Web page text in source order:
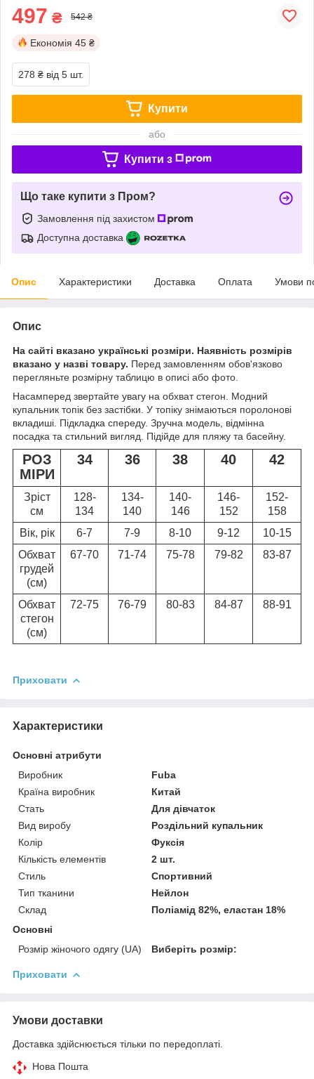
497 ₴ 542 ₴
Економія 45 ₴
278 ₴ від 5 шт.
Купити
або
Купити з
Що таке купити з Пром?
Замовлення під захистом
Доступна доставка
Опис Характеристики Доставка Оплата Умови
Опис
На сайті вказано українські розміри. Наявність розмірів
вказано у назві товару. Перед замовленням обов'язково
перегляньте розмірну таблицю в описі або фото.
Насамперед звертайте увагу на обхват стегон. Модний
купальник топік без застібки. У топіку знімаються поролонові
вкладиші. Підкладка спереду. Зручна модель, відмінна
посадка та стильний вигляд. Підійде для пляжу та басейну.
РОЗ
МІРИ
34 36 38 40 42
Зріст
см
128-
134
134-
140
140-
146
146-
152
152-
158
Вік, рік
6-7 7-9 8-10 9-12
10-15
Обхват
грудей
(см)
67-70 71-74 75-78 79-82 83-87
Обхват
стегон
(см)
72-75 76-79 80-83 84-87 88-91
Приховати
Характеристики
Основні атрибути
Виробник
Fuba
Країна виробник
Китай
Стать
Для дівчаток
Вид виробу
Роздільний купальник
Колір
Фуксія
Кількість елементів
2 шт.
Стиль
Спортивний
Тип тканини
Нейлон
Склад
Поліамід 82%, еластан 18%
Основні
Розмір жіночого одягу (UA)
Виберіть розмір:
Приховати
Умови доставки
Доставка здійснюється тільки по передоплаті.
Нова Пошта